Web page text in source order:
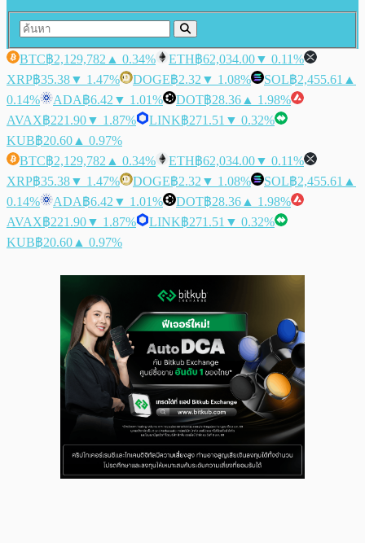
BTC฿2,129,782 ▲ 0.34% ETH฿62,034.00▼ 0.11%
XRP฿35.38▼ 1.47% DOGE฿2.32 ▼ 1.08% SOL฿2,455.61 ▲
0.14%
ADA฿6.42 ▼ 1.01% DOT฿28.36 ▲ 1.98%
AVAX฿221.90▼ 1.87% LINK฿271.51 ▼ 0.32%
KUB฿20.60 ▲ 0.97%
BTC฿2,129,782 ▲ 0.34% ETH฿62,034.00▼ 0.11%
XRP฿35.38▼ 1.47% DOGE฿2.32 ▼ 1.08% SOL฿2,455.61 ▲
0.14%
ADA฿6.42 ▼ 1.01% DOT฿28.36 ▲ 1.98%
AVAX฿221.90▼ 1.87% LINK฿271.51 ▼ 0.32%
KUB฿20.60 ▲ 0.97%